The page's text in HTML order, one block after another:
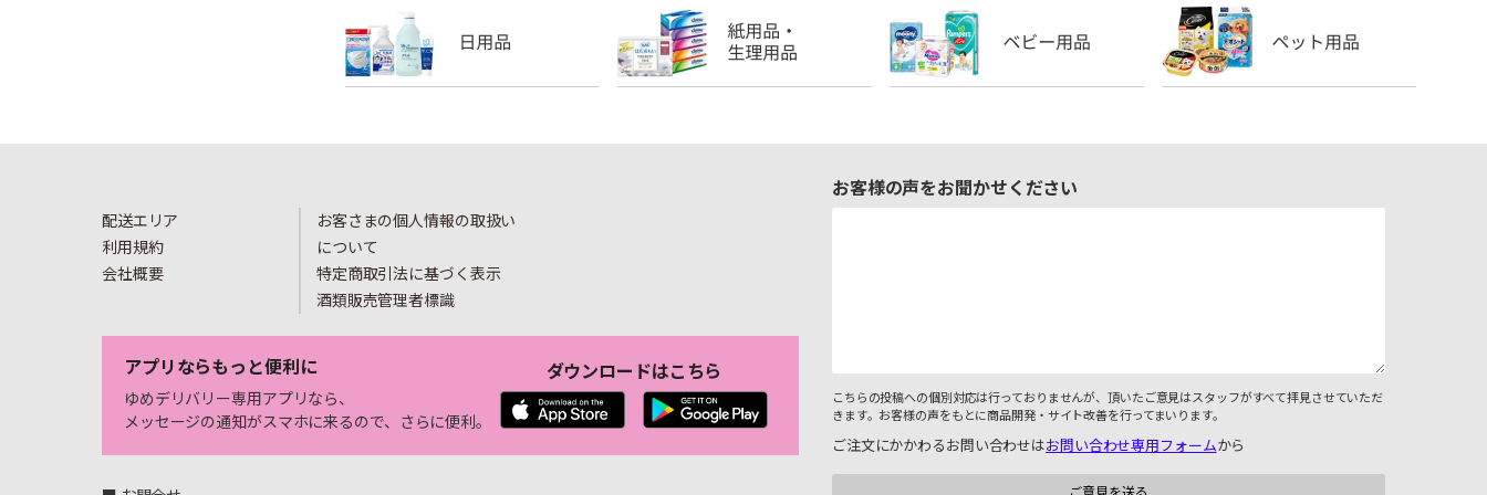
配送エリア
利用規約
会社概要
お客さまの個人情報の取扱い
について
特定商取引法に基づく表示
酒類販売管理者標識
アプリならもっと便利に
ゆめデリバリー専用アプリなら、
メッセージの通知がスマホに来るので、さらに便利。
ダウンロードはこちら
お客様の声をお聞かせください
こちらの投稿への個別対応は行っておりませんが、頂いたご意見はスタッフがすべて拝見させていただ
きます。お客様の声をもとに商品開発・サイト改善を行ってまいります。
ご注文にかかわるお問い合わせはお問い合わせ専用フォームから